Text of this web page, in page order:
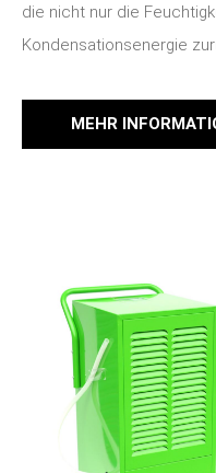
die nicht nur die
Kondensationsenergie
MEHR